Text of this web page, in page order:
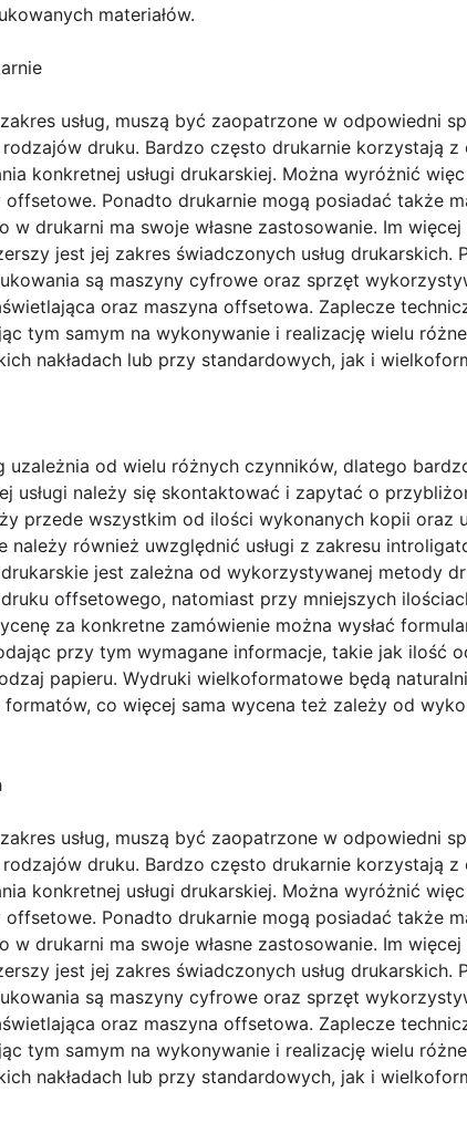
materiałów.
usług, muszą być zaopatrzone w odpowiedni
druku. Bardzo często drukarnie korzystają z
konkretnej usługi drukarskiej. Można wyróżnić
Ponadto drukarnie mogą posiadać także
w drukarni ma swoje własne zastosowanie. Im
jest jej zakres świadczonych usług drukarskich.
są maszyny cyfrowe oraz sprzęt
oraz maszyna offsetowa. Zaplecze
tym samym na wykonywanie i realizację wielu
nakładach lub przy standardowych, jak i
uzależnia od wielu różnych czynników, dlatego
usługi należy się skontaktować i zapytać o
przede wszystkim od ilości wykonanych kopii oraz
należy również uwzględnić usługi z zakresu
jest zależna od wykorzystywanej metody
druku offsetowego, natomiast przy mniejszych
za konkretne zamówienie można wysłać
przy tym wymagane informacje, takie jak ilość
papieru. Wydruki wielkoformatowe będą
co więcej sama wycena też zależy od
usług, muszą być zaopatrzone w odpowiedni
druku. Bardzo często drukarnie korzystają z
konkretnej usługi drukarskiej. Można wyróżnić
Ponadto drukarnie mogą posiadać także
w drukarni ma swoje własne zastosowanie. Im
jest jej zakres świadczonych usług drukarskich.
są maszyny cyfrowe oraz sprzęt
oraz maszyna offsetowa. Zaplecze
tym samym na wykonywanie i realizację wielu
nakładach lub przy standardowych, jak i